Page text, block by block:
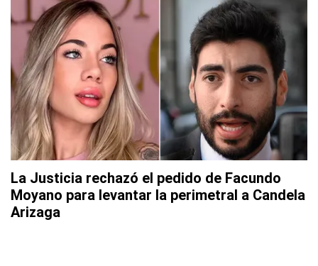
La Justicia rechazó el pedido de Facundo
Moyano para levantar la perimetral a Candela
Arizaga